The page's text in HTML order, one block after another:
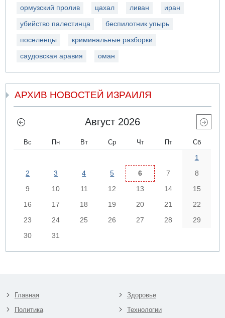
ормузский пролив цахал ливан иран
убийство палестинца беспилотник упырь
поселенцы криминальные разборки
саудовская аравия оман
АРХИВ НОВОСТЕЙ ИЗРАИЛЯ
Август 2026
Вс Пн Вт Ср Чт Пт Сб
1
2
3 4 5 6 7
8
9
10 11 12 13 14
15
16
17 18 19 20 21
22
23
24 25 26 27 28
29
30
31
Главная
Политика
Здоровье
Технологии